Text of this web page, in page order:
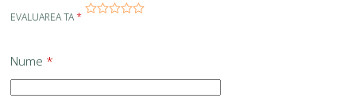
EVALUAREA TA*
Nume *